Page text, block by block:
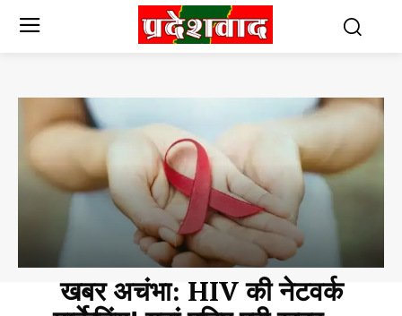
खबर अचंभा: HIV की नेटवर्क